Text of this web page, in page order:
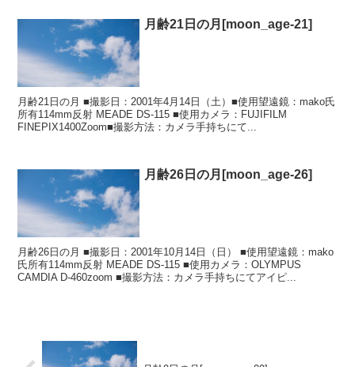
月齢21日の月[moon_age-21]
月齢21日の月 ■撮影日：2001年4月14日（土）■使用望遠鏡：mako氏
所有114mm反射 MEADE DS-115 ■使用カメラ：FUJIFILM
FINEPIX1400Zoom■撮影方法：カメラ手持ちにて...
月齢26日の月[moon_age-26]
月齢26日の月 ■撮影日：2001年10月14日（日） ■使用望遠鏡：mako
氏所有114mm反射 MEADE DS-115 ■使用カメラ：OLYMPUS
CAMDIA D-460zoom ■撮影方法：カメラ手持ちにてアイピ...